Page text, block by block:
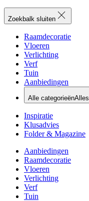
Zoekbalk sluiten
Raamdecoratie
Vloeren
Verlichting
Verf
Tuin
Aanbiedingen
Alle categorieënAlles
Inspiratie
Klusadvies
Folder & Magazine
Aanbiedingen
Raamdecoratie
Vloeren
Verlichting
Verf
Tuin